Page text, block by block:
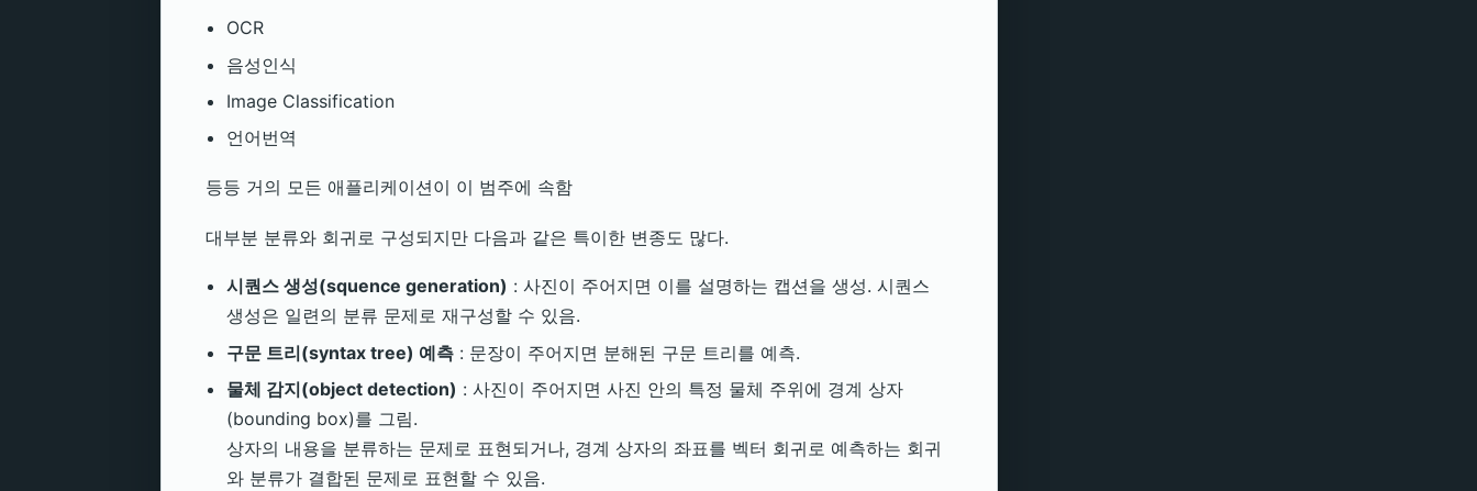
OCR
음성인식
Image Classification
언어번역
등등 거의 모든 애플리케이션이 이 범주에 속함
대부분 분류와 회귀로 구성되지만 다음과 같은 특이한 변종도 많다.
시퀀스 생성(squence generation) : 사진이 주어지면 이를 설명하는 캡션을 생성. 시퀀스
생성은 일련의 분류 문제로 재구성할 수 있음.
구문 트리(syntax tree) 예측 : 문장이 주어지면 분해된 구문 트리를 예측.
물체 감지(object detection) : 사진이 주어지면 사진 안의 특정 물체 주위에 경계 상자
(bounding box)를 그림.
상자의 내용을 분류하는 문제로 표현되거나, 경계 상자의 좌표를 벡터 회귀로 예측하는 회귀
와 분류가 결합된 문제로 표현할 수 있음.